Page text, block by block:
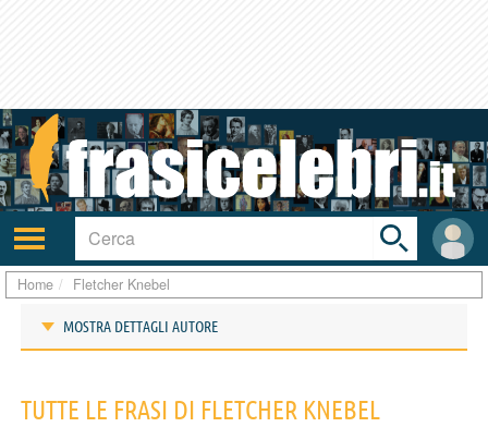
Attiva/disattiva
navigazione
User
area
Toggle
search
bar
Home Fletcher Knebel
MOSTRA DETTAGLI AUTORE
TUTTE LE FRASI DI FLETCHER KNEBEL